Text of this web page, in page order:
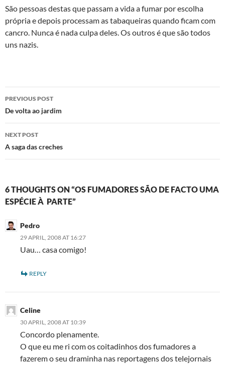
São pessoas destas que passam a vida a fumar por escolha
própria e depois processam as tabaqueiras quando ficam com
cancro. Nunca é nada culpa deles. Os outros é que são todos
uns nazis.
Post
navigation
PREVIOUS POST
De volta ao jardim
NEXT POST
A saga das creches
6 THOUGHTS ON “OS FUMADORES SÃO DE FACTO UMA
ESPÉCIE À PARTE”
Pedro
29 APRIL, 2008 AT 16:27
Uau… casa comigo!
REPLY
Celine
30 APRIL, 2008 AT 10:39
Concordo plenamente.
O que eu me ri com os coitadinhos dos fumadores a
fazerem o seu draminha nas reportagens dos telejornais